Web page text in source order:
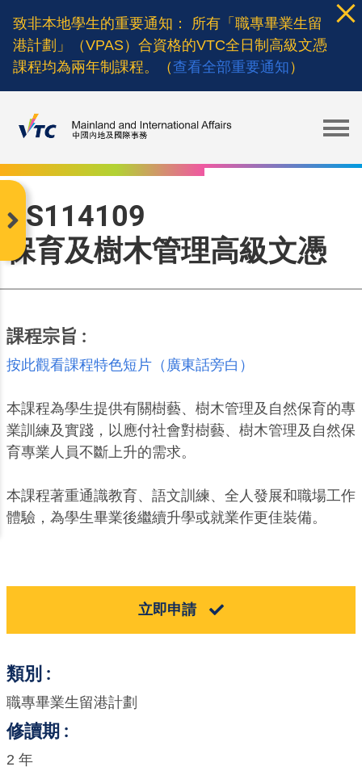
main
content
致非本地學生的重要通知： 所有「職專畢業生留
港計劃」（VPAS）合資格的VTC全日制高級文憑
課程均為兩年制課程。（ 查看全部重要通知 ）
Open Discipline Menu
AS114109
保育及樹木管理高級文憑
課程宗旨
按此觀看課程特色短片（廣東話旁白）
本課程為學生提供有關樹藝、樹木管理及自然保育的專
業訓練及實踐，以應付社會對樹藝、樹木管理及自然保
育專業人員不斷上升的需求。
本課程著重通識教育、語文訓練、全人發展和職場工作
體驗，為學生畢業後繼續升學或就業作更佳裝備。
立即申請
類別
職專畢業生留港計劃
修讀期
2 年